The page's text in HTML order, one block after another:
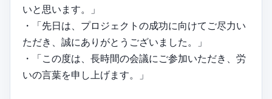
いと思います。」
・「先日は、プロジェクトの成功に向けてご尽力い
ただき、誠にありがとうございました。」
・「この度は、長時間の会議にご参加いただき、労
いの言葉を申し上げます。」